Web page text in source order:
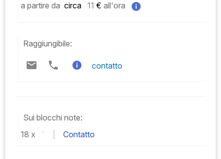
a partire da circa 11 € all'ora
Raggiungibile:
contatto
Sui blocchi note:
18 x ? Contatto